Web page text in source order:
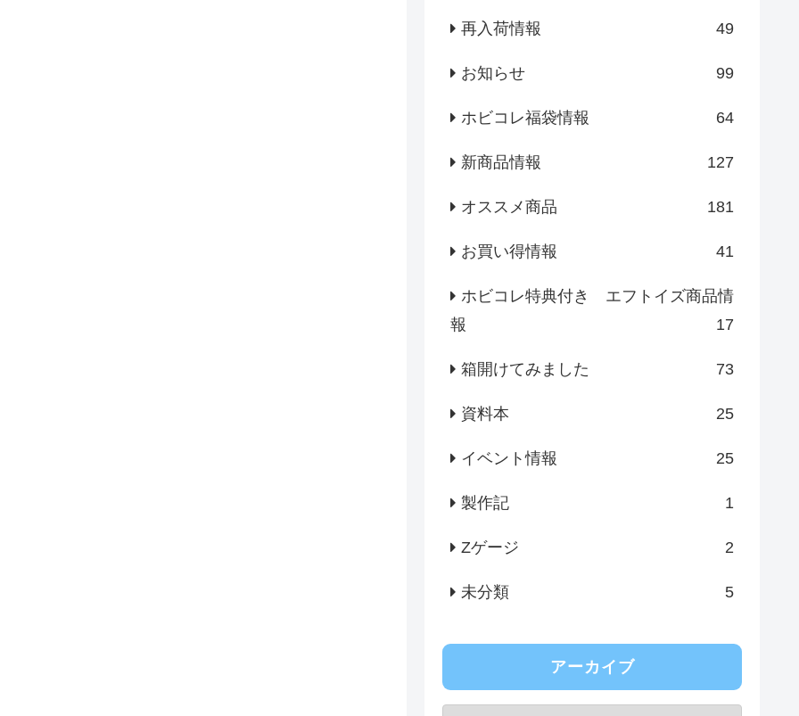
再入荷情報 49
お知らせ 99
ホビコレ福袋情報 64
新商品情報 127
オススメ商品 181
お買い得情報 41
ホビコレ特典付き エフトイズ商品情
報
17
箱開けてみました 73
資料本 25
イベント情報 25
製作記 1
Zゲージ 2
未分類 5
アーカイブ